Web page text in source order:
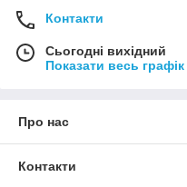
Контакти
Сьогодні вихідний
Показати весь
Про нас
Контакти